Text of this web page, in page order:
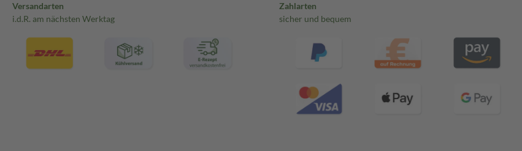
Versandarten
i.d.R. am nächsten Werktag
Zahlarten
sicher und bequem